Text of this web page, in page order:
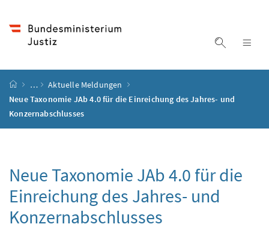
Suche
Startseite
…
Aktuelle Meldungen
Neue Taxonomie JAb 4.0 für die Einreichung des Jahres- und
Konzernabschlusses
Neue Taxonomie JAb 4.0 für die
Einreichung des Jahres- und
Konzernabschlusses